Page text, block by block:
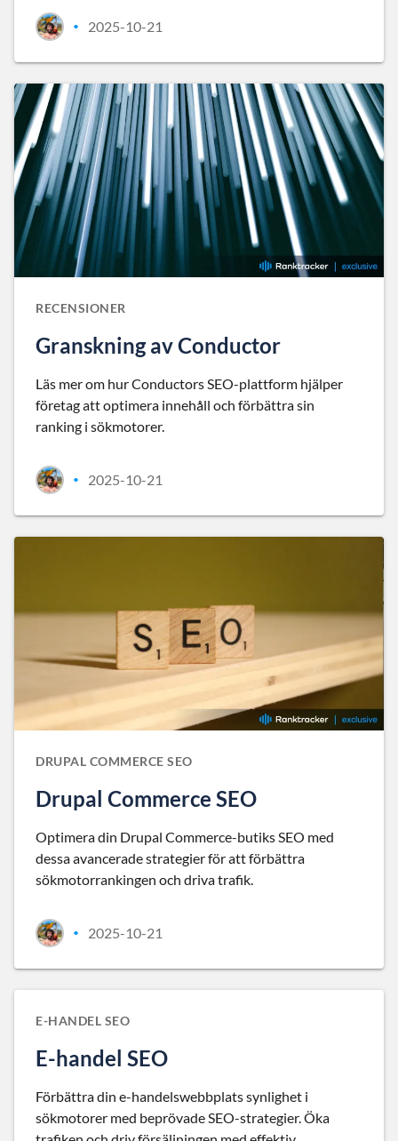
• 2025-10-21
RECENSIONER
Granskning av Conductor
Läs mer om hur Conductors SEO-plattform hjälper
företag att optimera innehåll och förbättra sin
ranking i sökmotorer.
• 2025-10-21
DRUPAL COMMERCE SEO
Drupal Commerce SEO
Optimera din Drupal Commerce-butiks SEO med
dessa avancerade strategier för att förbättra
sökmotorrankingen och driva trafik.
• 2025-10-21
E-HANDEL SEO
E-handel SEO
Förbättra din e-handelswebbplats synlighet i
sökmotorer med beprövade SEO-strategier. Öka